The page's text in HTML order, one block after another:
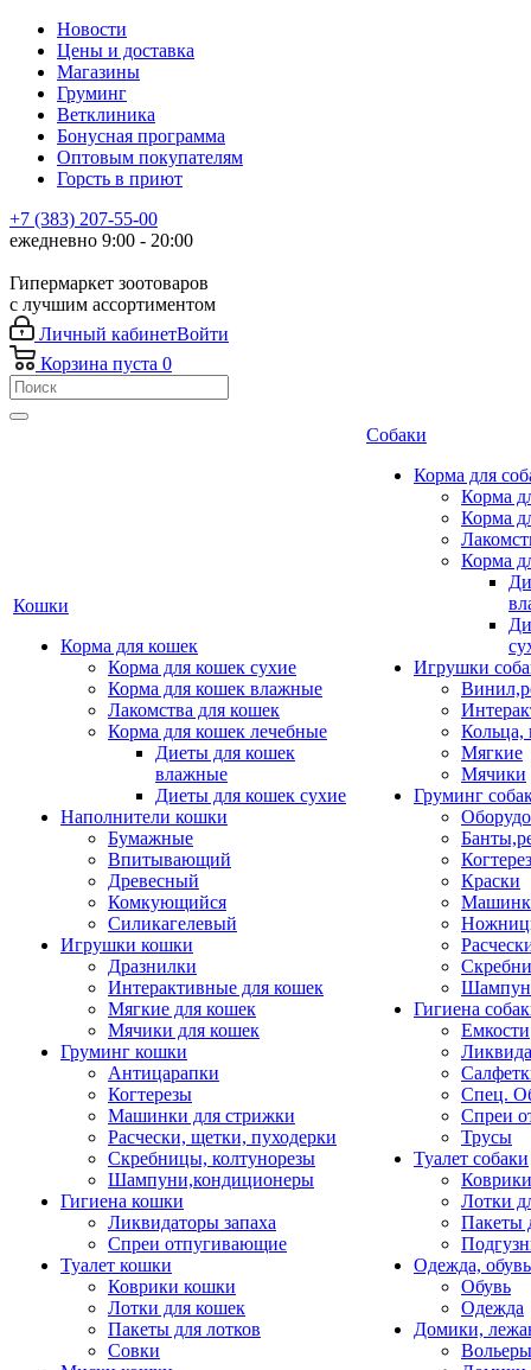
Новости
Цены и доставка
Магазины
Груминг
Ветклиника
Бонусная программа
Оптовым покупателям
Горсть в приют
+7 (383) 207-55-00
ежедневно 9:00 - 20:00
Гипермаркет зоотоваров
с лучшим ассортиментом
Личный кабинетВойти
Корзина пуста 0
Кошки
Корма для кошек
Корма для кошек сухие
Корма для кошек влажные
Лакомства для кошек
Корма для кошек лечебные
Диеты для кошек
влажные
Диеты для кошек сухие
Наполнители кошки
Бумажные
Впитывающий
Древесный
Комкующийся
Силикагелевый
Игрушки кошки
Дразнилки
Интерактивные для кошек
Мягкие для кошек
Мячики для кошек
Груминг кошки
Антицарапки
Когтерезы
Машинки для стрижки
Расчески, щетки, пуходерки
Скребницы, колтунорезы
Шампуни,кондиционеры
Гигиена кошки
Ликвидаторы запаха
Спреи отпугивающие
Туалет кошки
Коврики кошки
Лотки для кошек
Пакеты для лотков
Совки
Собаки
Корма для
Корма
Корма
Корма
Игрушки
Кольца,
Мягкие
Мячики
Груминг
Краски
Гигиена
Емкости
Спец.
Спреи
Трусы
Туалет собаки
Коврики
Лотки
Пакеты
Одежда, обувь
Обувь
Одежда
Домики,